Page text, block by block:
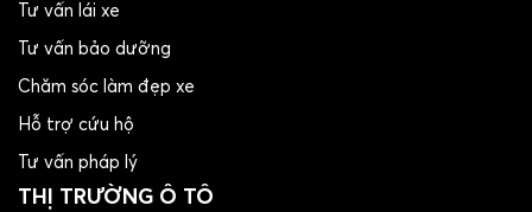
Tư vấn lái xe
Tư vấn bảo dưỡng
Chăm sóc làm đẹp xe
Hỗ trợ cứu hộ
Tư vấn pháp lý
THỊ TRƯỜNG Ô TÔ